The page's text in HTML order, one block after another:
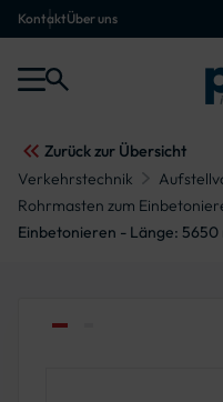
KontaktÜber uns
Zurück zur Übersicht
Verkehrstechnik
Rohrmasten zum
Einbetonieren - Länge: 5650